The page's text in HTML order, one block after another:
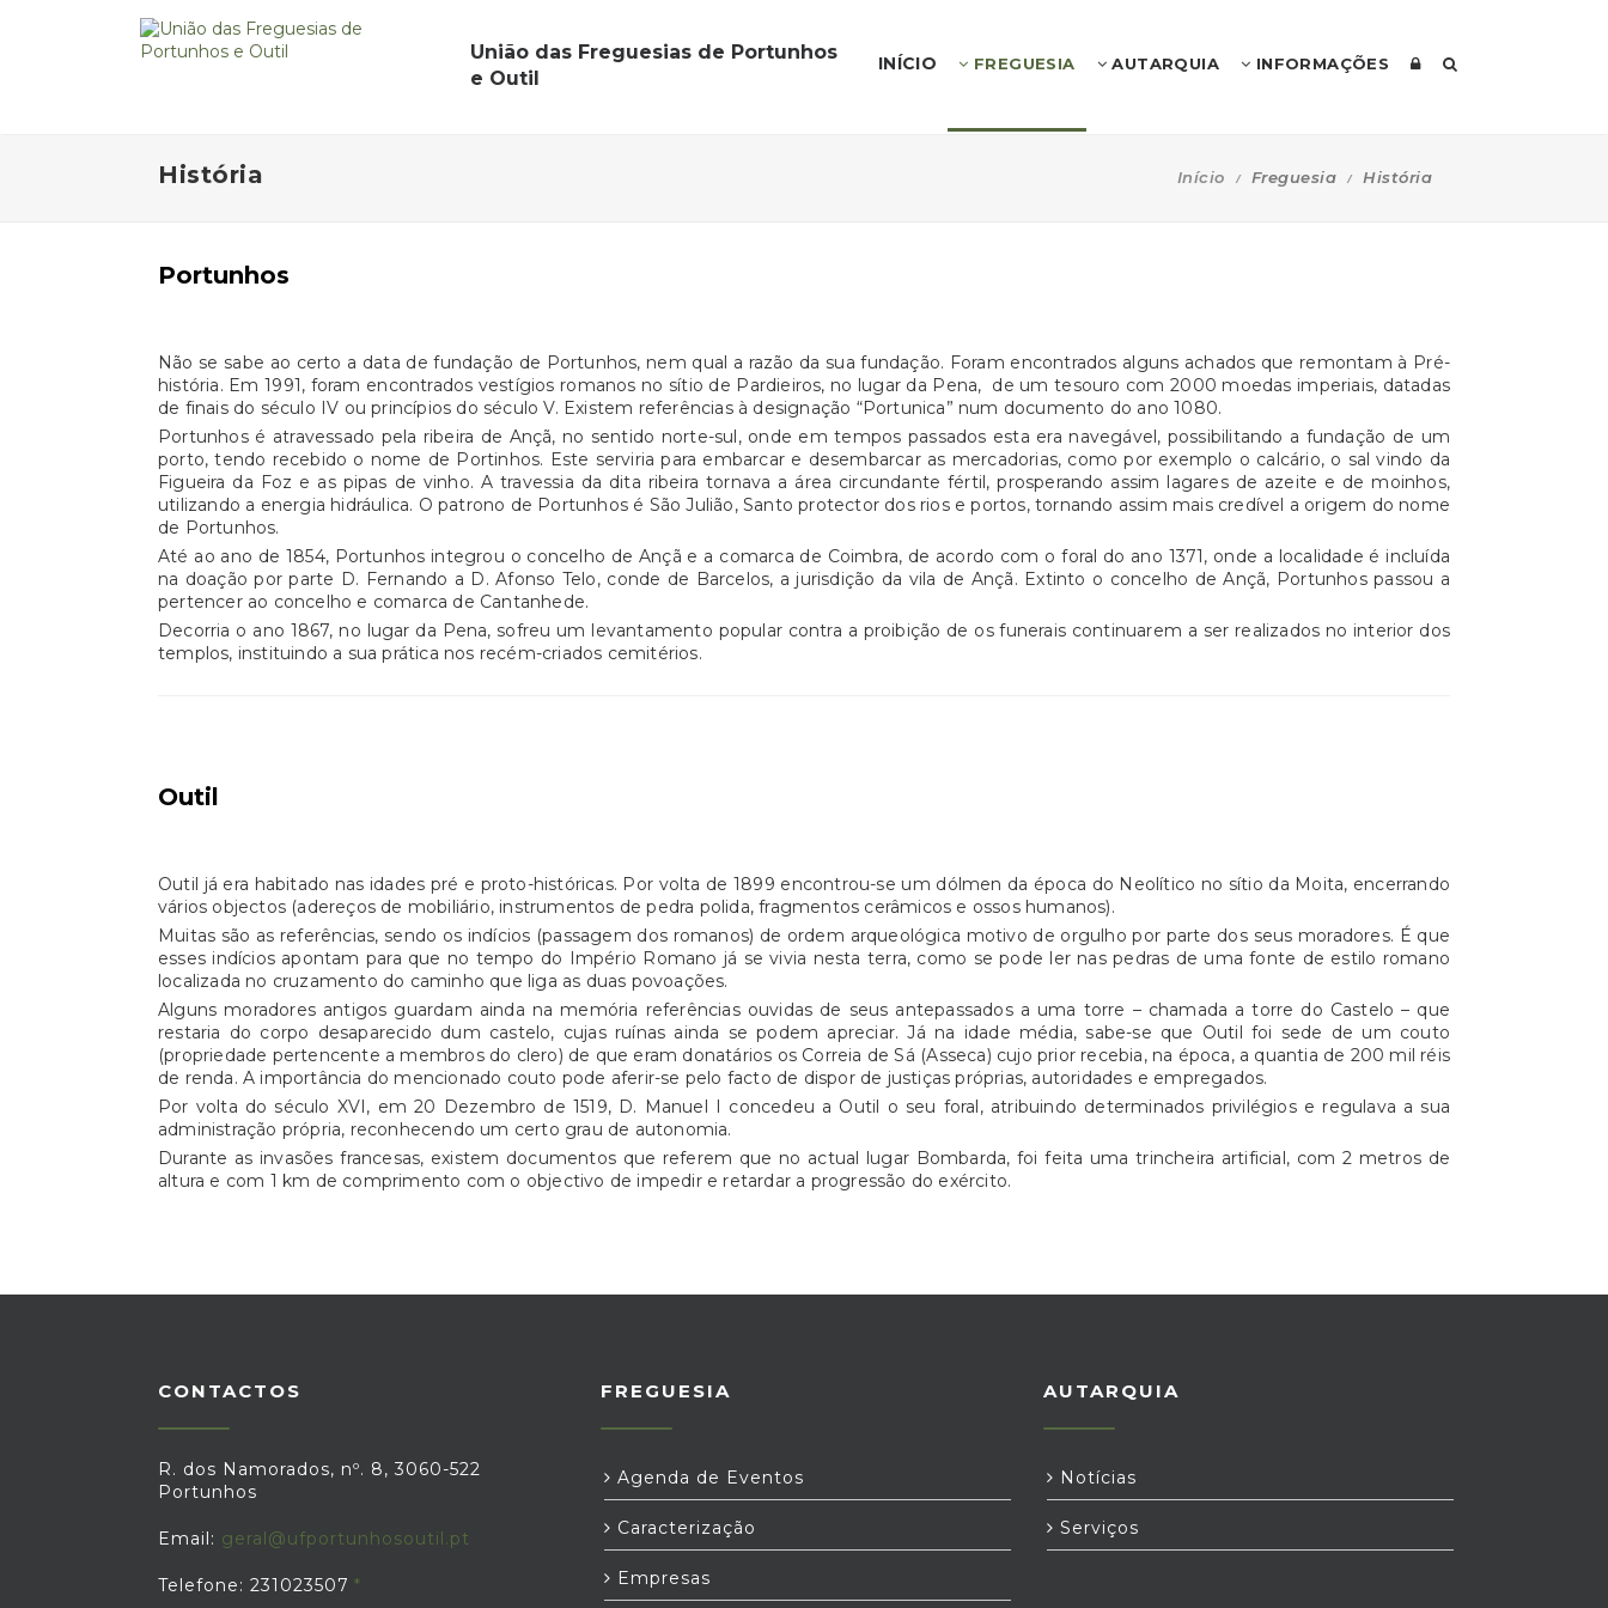
União das Freguesias de Portunhos
e Outil
INÍCIO FREGUESIA AUTARQUIA INFORMAÇÕES
História Início Freguesia História
Portunhos
Não se sabe ao certo a data de fundação de Portunhos, nem qual a razão da sua fundação. Foram encontrados alguns achados que remontam à Pré-
história. Em 1991, foram encontrados vestígios romanos no sítio de Pardieiros, no lugar da Pena, de um tesouro com 2000 moedas imperiais, datadas
de finais do século IV ou princípios do século V. Existem referências à designação “Portunica” num documento do ano 1080.
Portunhos é atravessado pela ribeira de Ançã, no sentido norte-sul, onde em tempos passados esta era navegável, possibilitando a fundação de um
porto, tendo recebido o nome de Portinhos. Este serviria para embarcar e desembarcar as mercadorias, como por exemplo o calcário, o sal vindo da
Figueira da Foz e as pipas de vinho. A travessia da dita ribeira tornava a área circundante fértil, prosperando assim lagares de azeite e de moinhos,
utilizando a energia hidráulica. O patrono de Portunhos é São Julião, Santo protector dos rios e portos, tornando assim mais credível a origem do nome
de Portunhos.
Até ao ano de 1854, Portunhos integrou o concelho de Ançã e a comarca de Coimbra, de acordo com o foral do ano 1371, onde a localidade é incluída
na doação por parte D. Fernando a D. Afonso Telo, conde de Barcelos, a jurisdição da vila de Ançã. Extinto o concelho de Ançã, Portunhos passou a
pertencer ao concelho e comarca de Cantanhede.
Decorria o ano 1867, no lugar da Pena, sofreu um levantamento popular contra a proibição de os funerais continuarem a ser realizados no interior dos
templos, instituindo a sua prática nos recém-criados cemitérios.
Outil
Outil já era habitado nas idades pré e proto-históricas. Por volta de 1899 encontrou-se um dólmen da época do Neolítico no sítio da Moita, encerrando
vários objectos (adereços de mobiliário, instrumentos de pedra polida, fragmentos cerâmicos e ossos humanos).
Muitas são as referências, sendo os indícios (passagem dos romanos) de ordem arqueológica motivo de orgulho por parte dos seus moradores. É que
esses indícios apontam para que no tempo do Império Romano já se vivia nesta terra, como se pode ler nas pedras de uma fonte de estilo romano
localizada no cruzamento do caminho que liga as duas povoações.
Alguns moradores antigos guardam ainda na memória referências ouvidas de seus antepassados a uma torre – chamada a torre do Castelo – que
restaria do corpo desaparecido dum castelo, cujas ruínas ainda se podem apreciar. Já na idade média, sabe-se que Outil foi sede de um couto
(propriedade pertencente a membros do clero) de que eram donatários os Correia de Sá (Asseca) cujo prior recebia, na época, a quantia de 200 mil réis
de renda. A importância do mencionado couto pode aferir-se pelo facto de dispor de justiças próprias, autoridades e empregados.
Por volta do século XVI, em 20 Dezembro de 1519, D. Manuel I concedeu a Outil o seu foral, atribuindo determinados privilégios e regulava a sua
administração própria, reconhecendo um certo grau de autonomia.
Durante as invasões francesas, existem documentos que referem que no actual lugar Bombarda, foi feita uma trincheira artificial, com 2 metros de
altura e com 1 km de comprimento com o objectivo de impedir e retardar a progressão do exército.
CONTACTOS
R. dos Namorados, nº. 8, 3060-522
Portunhos
Email: geral@ufportunhosoutil.pt
Telefone: 231023507
FREGUESIA
Agenda de Eventos
Caracterização
Empresas
AUTARQUIA
Notícias
Serviços